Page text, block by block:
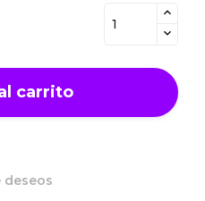
carrito
deseos